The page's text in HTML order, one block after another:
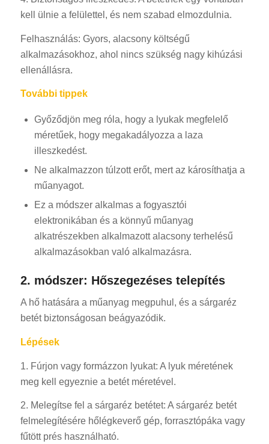
kell ülnie a felülettel, és nem szabad elmozdulnia.
Felhasználás: Gyors, alacsony költségű
alkalmazásokhoz, ahol nincs szükség nagy kihúzási
ellenállásra.
További tippek
Győződjön meg róla, hogy a lyukak megfelelő
méretűek, hogy megakadályozza a laza
illeszkedést.
Ne alkalmazzon túlzott erőt, mert az károsíthatja a
műanyagot.
Ez a módszer alkalmas a fogyasztói
elektronikában és a könnyű műanyag
alkatrészekben alkalmazott alacsony terhelésű
alkalmazásokban való alkalmazásra.
2. módszer: Hőszegezéses telepítés
A hő hatására a műanyag megpuhul, és a sárgaréz
betét biztonságosan beágyazódik.
Lépések
1. Fúrjon vagy formázzon lyukat: A lyuk méretének
meg kell egyeznie a betét méretével.
2. Melegítse fel a sárgaréz betétet: A sárgaréz betét
felmelegítésére hőlégkeverő gép, forrasztópáka vagy
fűtött prés használható.